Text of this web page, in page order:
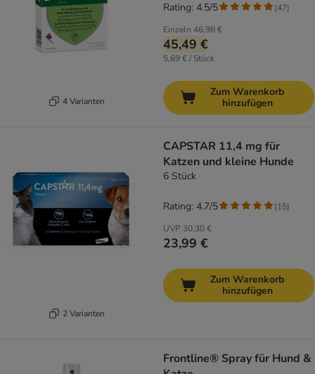
4 Varianten
Einzeln 46,98 €
45,49 €
5,69 € / Stück
Rating: 4.5/5 (47)
Zum Warenkorb
hinzufügen
2 Varianten
CAPSTAR 11,4 mg für
Katzen und kleine Hunde
6 Stück
UVP 30,30 €
23,99 €
Rating: 4.7/5 (15)
Zum Warenkorb
hinzufügen
Frontline® Spray für Hund &